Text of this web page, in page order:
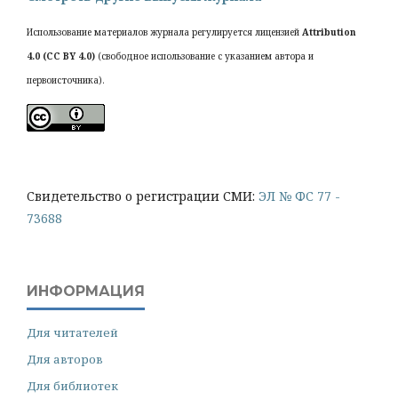
Использование материалов журнала регулируется лицензией Attribution
4.0 (CC BY 4.0) (свободное использование с указанием автора и
первоисточника).
Cвидетельство о регистрации СМИ: ЭЛ № ФС 77 -
73688
ИНФОРМАЦИЯ
Для читателей
Для авторов
Для библиотек